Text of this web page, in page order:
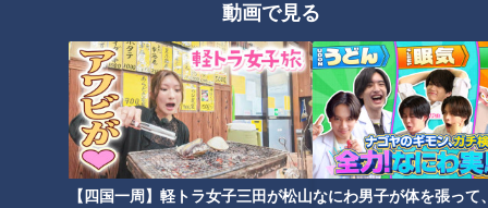
動画で見る
【四国一周】軽トラ女子三田が松山なにわ男子が体を張って
『劇場版ハイキュー‼ ゴミ捨て
場の決戦』展 7月16日から松
坂屋名古屋店で開催！
10/3・4に愛知県国際展示場で
「SDGs AICHI EXPO」開催